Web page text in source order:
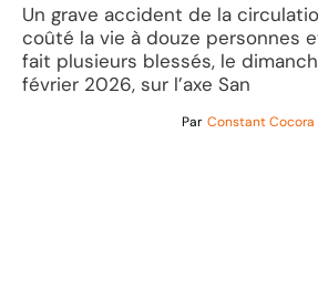
Un grave accident de la
coûté la vie à douze personnes
fait plusieurs blessés, le
février 2026, sur l’axe San
Par Constant Cocora